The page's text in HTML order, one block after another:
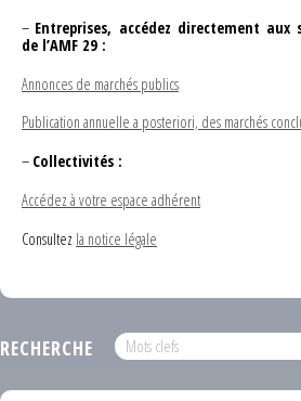
– Entreprises, accédez directement aux
de l’AMF 29 :
Annonces de marchés publics
Publication annuelle a posteriori, des marchés
– Collectivités :
Accédez à votre espace adhérent
Consultez la notice légale
RECHERCHE